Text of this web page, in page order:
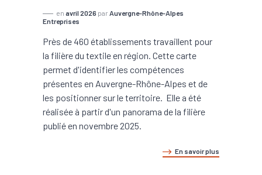
en avril 2026 par Auvergne-Rhône-Alpes
Entreprises
Près de 460 établissements travaillent pour
la filière du textile en région. Cette carte
permet d'identifier les compétences
présentes en Auvergne-Rhône-Alpes et de
les positionner sur le territoire. Elle a été
réalisée à partir d'un panorama de la filière
publié en novembre 2025.
En savoir plus